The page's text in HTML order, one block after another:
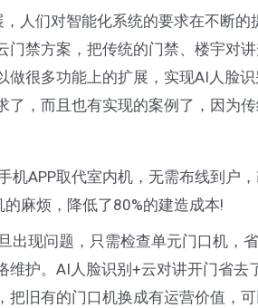
们对智能化系统的要求在不断的
门禁方案，把传统的门禁、楼宇对
做很多功能上的扩展，实现AI人脸
，而且也有实现的案例了，因为
APP取代室内机，无需布线到户
麻烦，降低了80%的建造成本!
现问题，只需检查单元门口机，
维护。AI人脸识别+云对讲开门省
把旧有的门口机换成有运营价值，